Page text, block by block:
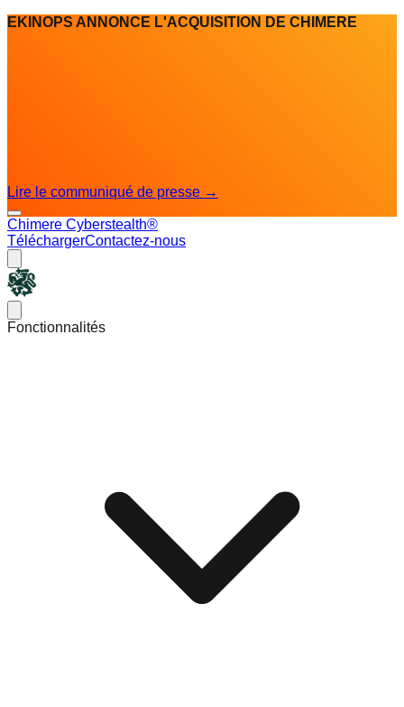
EKINOPS ANNONCE L'ACQUISITION DE CHIMERE
Lire le communiqué de presse →
Chimere Cyberstealth®
TéléchargerContactez-nous
Chimere
Fonctionnalités